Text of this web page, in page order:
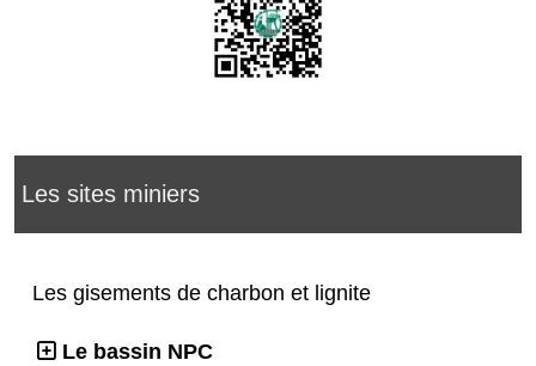
Les sites miniers
Les gisements de charbon et lignite
Le bassin NPC